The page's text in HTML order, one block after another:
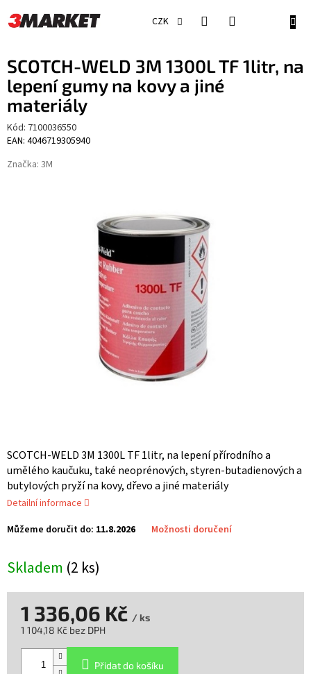
na
obsah
CZK
SCOTCH-WELD 3M 1300L TF 1litr, na
lepení gumy na kovy a jiné
materiály
Kód: 7100036550
EAN: 4046719305940
Značka: 3M
Skladem (2 ks)
Můžeme doručit do: 11.8.2026 Možnosti doručení
SCOTCH-WELD 3M 1300L TF 1litr, na lepení přírodního a
umělého kaučuku, také neoprénových, styren-butadienových a
butylových pryží na kovy, dřevo a jiné materiály
Detailní informace
1 336,06 Kč / ks
1 104,18 Kč bez DPH
Přidat do košíku